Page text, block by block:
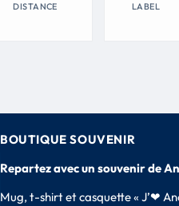
DISTANCE LABEL
BOUTIQUE SOUVENIR
Repartez avec un souvenir de
Mug, t-shirt et casquette « J’❤